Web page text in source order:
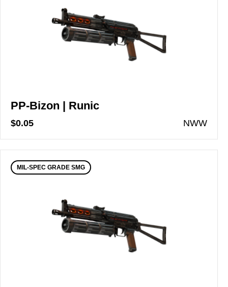
PP-Bizon | Runic
$0.05 NWW
MIL-SPEC GRADE SMG